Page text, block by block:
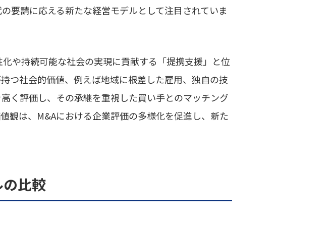
要請に応える新たな経営モデルとして注目されていま
や持続可能な社会の実現に貢献する「提携支援」と位
つ社会的価値、例えば地域に根差した雇用、独自の技
く評価し、その承継を重視した買い手とのマッチング
観は、M&Aにおける企業評価の多様化を促進し、新た
比較